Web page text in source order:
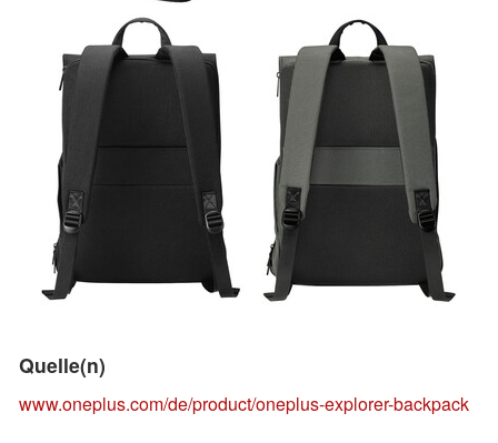
Quelle(n)
www.oneplus.com/de/product/oneplus-explorer-backpack